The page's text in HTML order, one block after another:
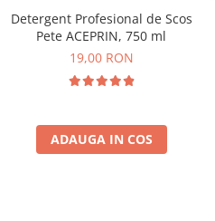
Sampon
Sare de baie
Servetele Umede
Detergent Profesional de Scos
Pete ACEPRIN, 750 ml
19,00 RON
ADAUGA IN COS